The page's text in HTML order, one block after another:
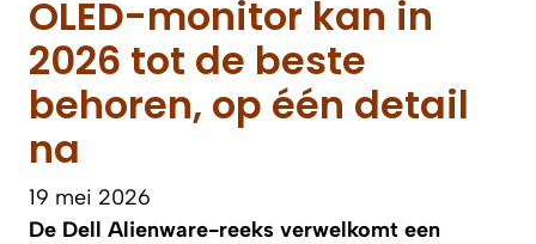
OLED-monitor kan in
2026 tot de beste
behoren, op één detail
na
19 mei 2026
De Dell Alienware-reeks verwelkomt een